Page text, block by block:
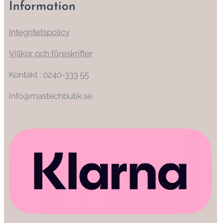
Information
Integritetspolicy
Villkor och föreskrifter
Kontakt : 0240-333 55
Info@mastechbutik.se